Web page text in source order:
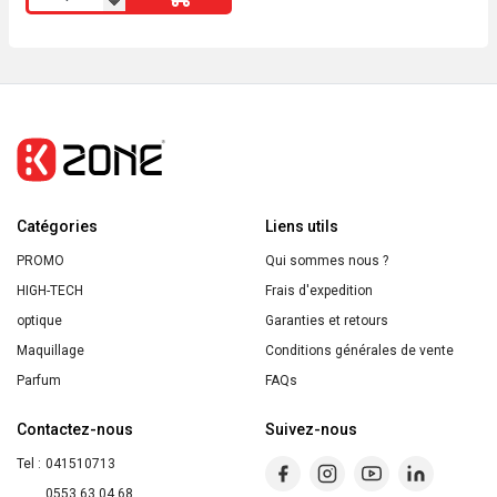
de
Levres
Pout
Cushion
CAT
NAP
Catégories
PROMO
HIGH-TECH
optique
Maquillage
Parfum
Liens utils
Qui sommes nous ?
Frais d'expedition
Garanties et retours
Conditions générales de vente
FAQs
Contactez-nous
Tel : 041510713
0553 63 04 68
Suivez-nous